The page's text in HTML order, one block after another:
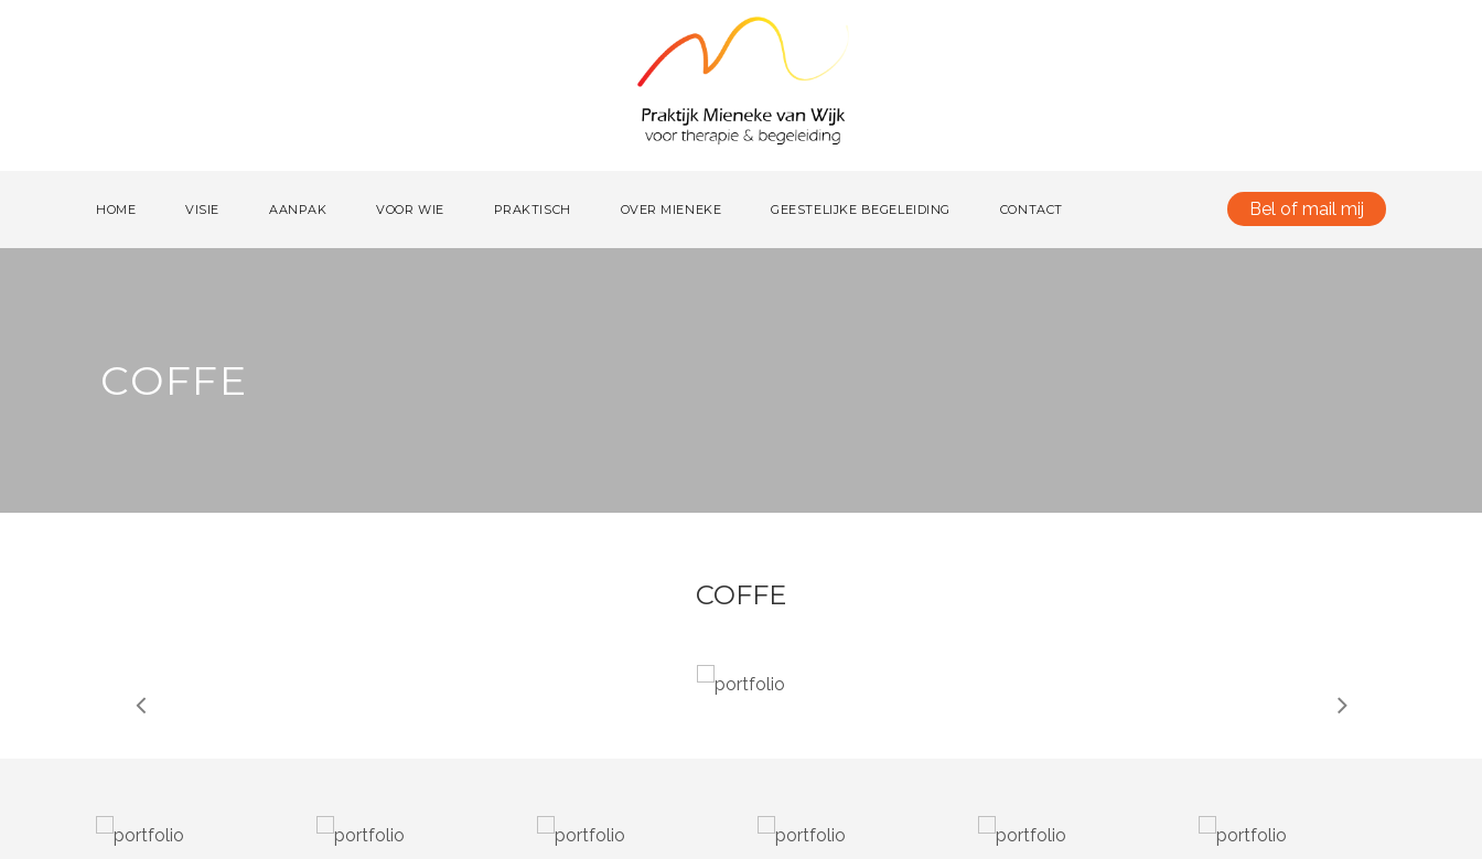
HOME VISIE AANPAK VOOR WIE PRAKTISCH OVER MIENEKE GEESTELIJKE BEGELEIDING CONTACT Bel of mail mij
COFFE
COFFE